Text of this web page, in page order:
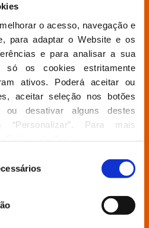
o acesso, navegação e
para adaptar o Website e os
e para analisar a sua
só os cookies estritamente
ativos. Poderá aceitar ou
aceitar seleção nos botões
ou desativar alguns destes
Para mais
específico?
Partido
Parlamentar
Livre
Aderir